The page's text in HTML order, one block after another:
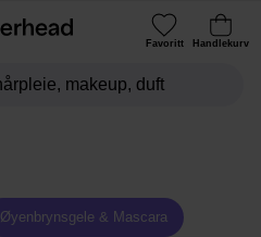
Favoritt Handlekurv
Øyenbrynsgele & Mascara